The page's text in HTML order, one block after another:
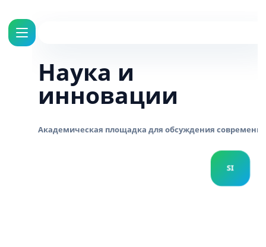
Наука и
инновации